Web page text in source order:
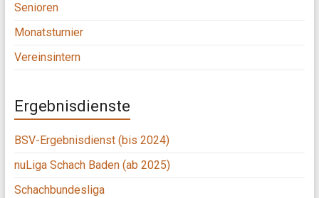
Senioren
Monatsturnier
Vereinsintern
Ergebnisdienste
BSV-Ergebnisdienst (bis 2024)
nuLiga Schach Baden (ab 2025)
Schachbundesliga